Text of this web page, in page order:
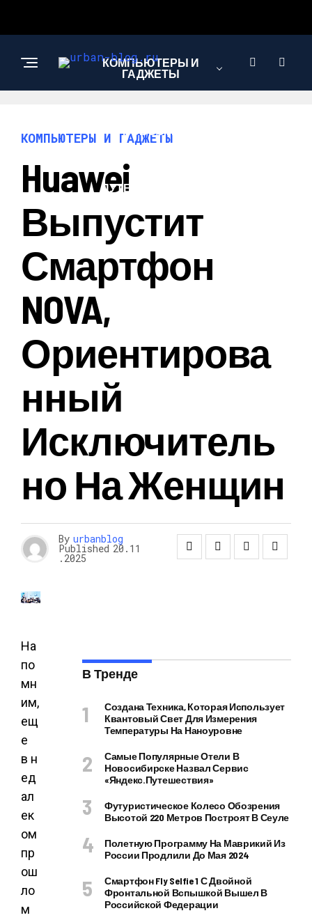
КОМПЬЮТЕРЫ И
ГАДЖЕТЫ
НОВОСТИ
ПУТЕШЕСТВИЯ И
КОМПЬЮТЕРЫ И ГАДЖЕТЫ
Huawei
Выпустит
Смартфон
NOVA,
Ориентирова
Нный
Исключитель
Но На Женщин
By urbanblog
Published 20.11
.2025
На
по
мн
им,
ещ
е
в н
ед
ал
ек
ом
пр
ош
ло
м
В Тренде
Создана Техника, Которая Использует
Квантовый Свет Для Измерения
Температуры На Наноуровне
Самые Популярные Отели В
Новосибирске Назвал Сервис
«Яндекс.Путешествия»
Футуристическое Колесо Обозрения
Высотой 220 Метров Построят В Сеуле
Полетную Программу На Маврикий Из
России Продлили До Мая 2024
Смартфон Fly Selfie 1 С Двойной
Фронтальной Вспышкой Вышел В
Российской Федерации